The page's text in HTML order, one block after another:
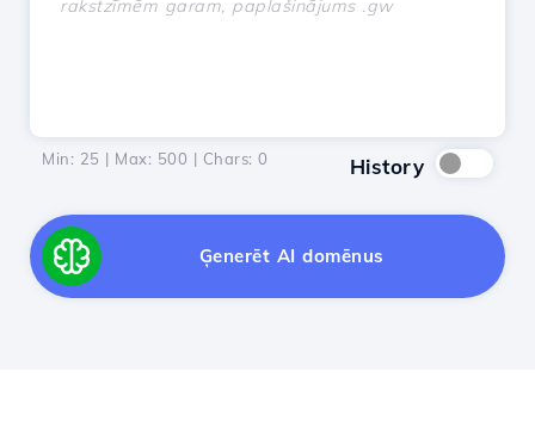
Min: 25 | Max: 500 | Chars: 0 History
Ģenerēt AI domēnus